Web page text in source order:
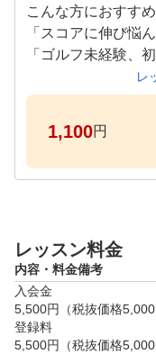
こんな方におすすめ
「スコアに伸び悩
「ゴルフ未経験、
「100切りを目指
「ゴルフ仲間を増
「もう一度基本か
「とにかく楽しい
【タイムスケジュ
30～
水曜　17:30～、
土日祝
9:30～、11:00～、
レ
1,100円
レッスン料金
内容・料金備考
入会金
5,500円（税抜価格5,000
登録料
5,500円（税抜価格5,000